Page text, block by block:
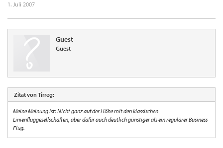
1. Juli 2007
Guest
Guest
Zitat von Tirreg:
Meine Meinung ist: Nicht ganz auf der Höhe mit den klassischen
Linienfluggesellschaften, aber dafür auch deutlich günstiger als ein regulärer Business
Flug.